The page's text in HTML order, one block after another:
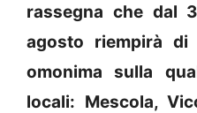
rassegna che dal
agosto riempirà di
omonima sulla
locali: Mescola,